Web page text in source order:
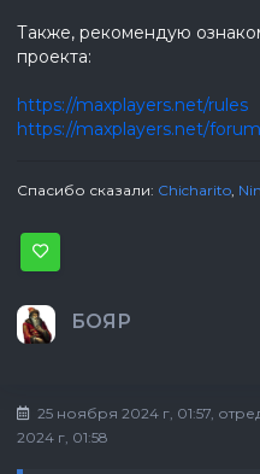
Также, рекомендую
проекта:
https://maxplayers.net/rules
https://maxplayers.net/
Спасибо сказали: Chicharito
БОЯР
25 ноября 2024 г, 01:57 ,
2024 г, 01:58